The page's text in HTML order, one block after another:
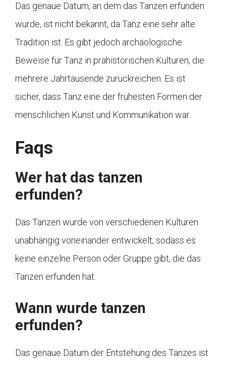
Das genaue Datum, an dem das Tanzen erfunden
wurde, ist nicht bekannt, da Tanz eine sehr alte
Tradition ist. Es gibt jedoch archäologische
Beweise für Tanz in prähistorischen Kulturen, die
mehrere Jahrtausende zurückreichen. Es ist
sicher, dass Tanz eine der frühesten Formen der
menschlichen Kunst und Kommunikation war.
Faqs
Wer hat das tanzen
erfunden?
Das Tanzen wurde von verschiedenen Kulturen
unabhängig voneinander entwickelt, sodass es
keine einzelne Person oder Gruppe gibt, die das
Tanzen erfunden hat.
Wann wurde tanzen
erfunden?
Das genaue Datum der Entstehung des Tanzes ist